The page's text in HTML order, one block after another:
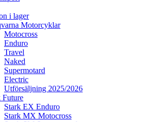
i lager
Motorcyklar
Motocross
Enduro
Travel
Naked
Supermotard
Electric
Utförsäljning 2025/2026
Future
Stark EX Enduro
Stark MX Motocross